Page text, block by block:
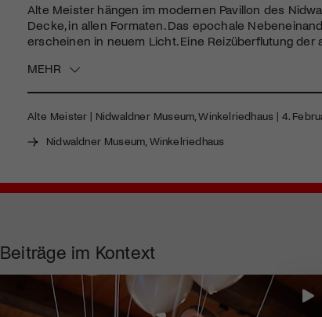
Alte Meister hängen im modernen Pavillon des
Decke, in allen Formaten. Das epochale
erscheinen in neuem Licht. Eine Reizüberflutung der
MEHR
Alte Meister | Nidwaldner Museum, Winkelriedhaus | 4.
Nidwaldner Museum, Winkelriedhaus
Beiträge im Kontext